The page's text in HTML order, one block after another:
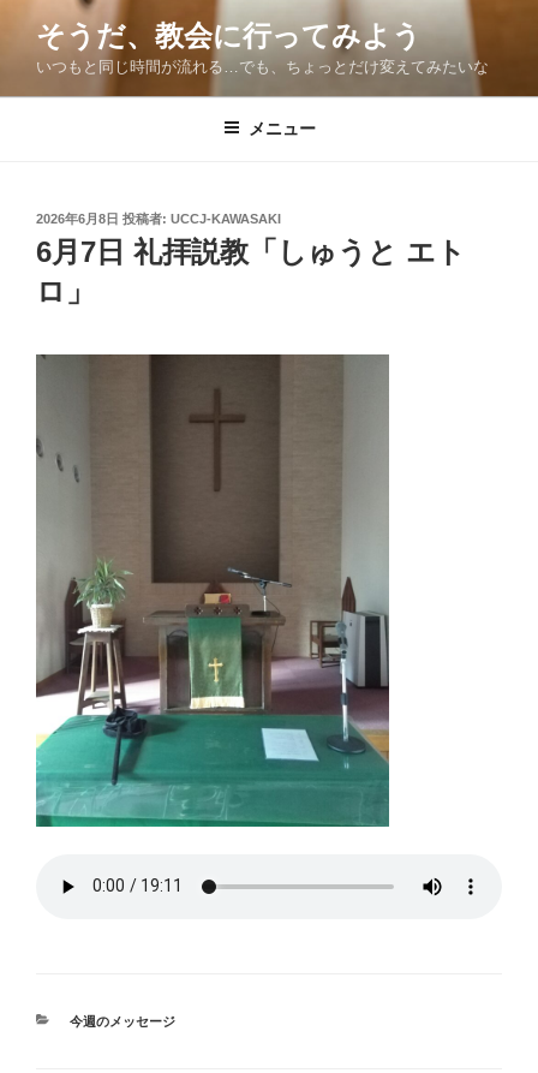
ン
そうだ、教会に行ってみよう
いつもと同じ時間が流れる…でも、ちょっとだけ変えてみたいな
メニュー
投
稿
日:
2026年6月8日 投稿者: UCCJ-KAWASAKI
6月7日 礼拝説教「しゅうと エト
ロ」
カ
今週のメッセージ